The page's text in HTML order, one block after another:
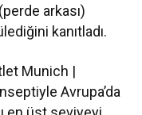
arkası)
kanıtladı.
Munich |
Avrupa’da